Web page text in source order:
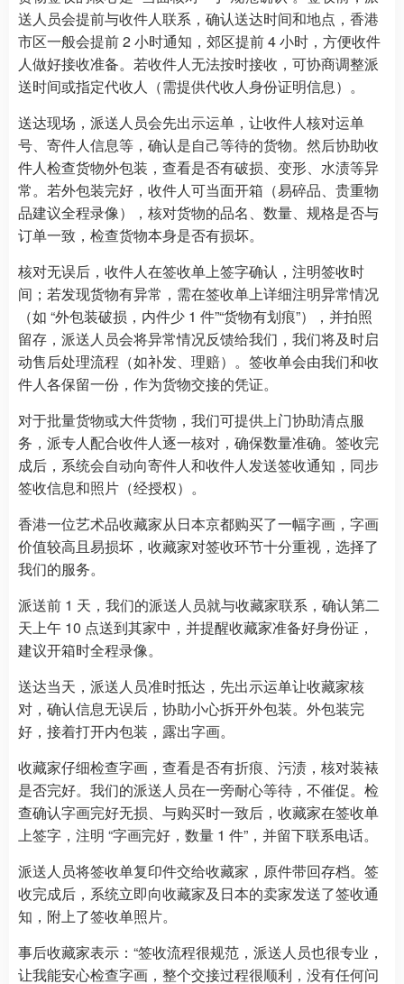
送人员会提前与收件人联系，确认送达时间和地点，香港
市区一般会提前 2 小时通知，郊区提前 4 小时，方便收件
人做好接收准备。若收件人无法按时接收，可协商调整派
送时间或指定代收人（需提供代收人身份证明信息）。
送达现场，派送人员会先出示运单，让收件人核对运单
号、寄件人信息等，确认是自己等待的货物。然后协助收
件人检查货物外包装，查看是否有破损、变形、水渍等异
常。若外包装完好，收件人可当面开箱（易碎品、贵重物
品建议全程录像），核对货物的品名、数量、规格是否与
订单一致，检查货物本身是否有损坏。
核对无误后，收件人在签收单上签字确认，注明签收时
间；若发现货物有异常，需在签收单上详细注明异常情况
（如 “外包装破损，内件少 1 件”“货物有划痕”），并拍照
留存，派送人员会将异常情况反馈给我们，我们将及时启
动售后处理流程（如补发、理赔）。签收单会由我们和收
件人各保留一份，作为货物交接的凭证。
对于批量货物或大件货物，我们可提供上门协助清点服
务，派专人配合收件人逐一核对，确保数量准确。签收完
成后，系统会自动向寄件人和收件人发送签收通知，同步
签收信息和照片（经授权）。
香港一位艺术品收藏家从日本京都购买了一幅字画，字画
价值较高且易损坏，收藏家对签收环节十分重视，选择了
我们的服务。
派送前 1 天，我们的派送人员就与收藏家联系，确认第二
天上午 10 点送到其家中，并提醒收藏家准备好身份证，
建议开箱时全程录像。
送达当天，派送人员准时抵达，先出示运单让收藏家核
对，确认信息无误后，协助小心拆开外包装。外包装完
好，接着打开内包装，露出字画。
收藏家仔细检查字画，查看是否有折痕、污渍，核对装裱
是否完好。我们的派送人员在一旁耐心等待，不催促。检
查确认字画完好无损、与购买时一致后，收藏家在签收单
上签字，注明 “字画完好，数量 1 件”，并留下联系电话。
派送人员将签收单复印件交给收藏家，原件带回存档。签
收完成后，系统立即向收藏家及日本的卖家发送了签收通
知，附上了签收单照片。
事后收藏家表示：“签收流程很规范，派送人员也很专业，
让我能安心检查字画，整个交接过程很顺利，没有任何问